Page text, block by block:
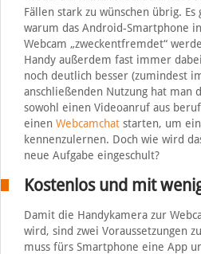
Fällen stark zu wünschen übrig.
warum das Android-Smartphone
Webcam „zweckentfremdet“
Handy außerdem fast immer
noch deutlich besser (zumindest
anschließenden Nutzung hat man
sowohl einen Videoanruf aus
einen Webcamchatstarten, um
kennenzulernen. Doch wie wird
neue Aufgabe eingeschult?
Kostenlos und mit
Damit die Handykamera zur
wird, sind zwei Voraussetzungen
muss fürs Smartphone eine App